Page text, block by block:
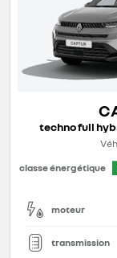
techno full
classe énergétique
moteur
transmission